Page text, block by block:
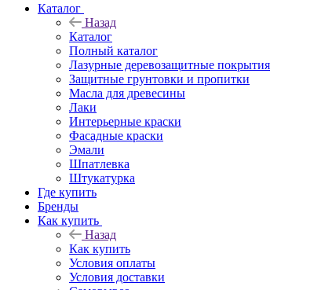
Каталог
Назад
Каталог
Полный каталог
Лазурные деревозащитные покрытия
Защитные грунтовки и пропитки
Масла для древесины
Лаки
Интерьерные краски
Фасадные краски
Эмали
Шпатлевка
Штукатурка
Где купить
Бренды
Как купить
Назад
Как купить
Условия оплаты
Условия доставки